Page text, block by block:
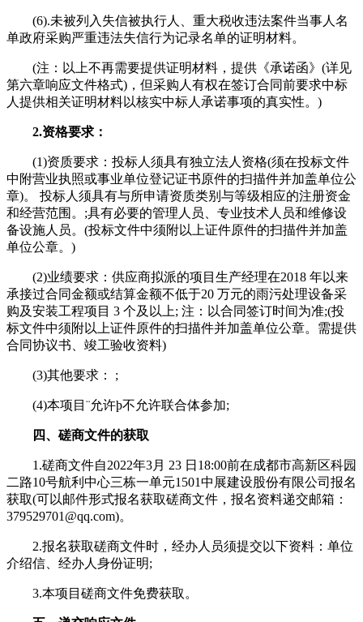
(6).未被列入失信被执行人、重大税收违法案件当事人名
单政府采购严重违法失信行为记录名单的证明材料。
(注：以上不再需要提供证明材料，提供《承诺函》(详见
第六章响应文件格式)，但采购人有权在签订合同前要求中标
人提供相关证明材料以核实中标人承诺事项的真实性。)
2.资格要求：
(1)资质要求：投标人须具有独立法人资格(须在投标文件
中附营业执照或事业单位登记证书原件的扫描件并加盖单位公
章)。 投标人须具有与所申请资质类别与等级相应的注册资金
和经营范围。;具有必要的管理人员、专业技术人员和维修设
备设施人员。(投标文件中须附以上证件原件的扫描件并加盖
单位公章。)
(2)业绩要求：供应商拟派的项目生产经理在2018 年以来
承接过合同金额或结算金额不低于20 万元的雨污处理设备采
购及安装工程项目 3 个及以上; 注：以合同签订时间为准;(投
标文件中须附以上证件原件的扫描件并加盖单位公章。需提供
合同协议书、竣工验收资料)
(3)其他要求： ;
(4)本项目¨允许þ不允许联合体参加;
四、磋商文件的获取
1.磋商文件自2022年3月 23 日18:00前在成都市高新区科园
二路10号航利中心三栋一单元1501中展建设股份有限公司报名
获取(可以邮件形式报名获取磋商文件，报名资料递交邮箱：
379529701@qq.com)。
2.报名获取磋商文件时，经办人员须提交以下资料：单位
介绍信、经办人身份证明;
3.本项目磋商文件免费获取。